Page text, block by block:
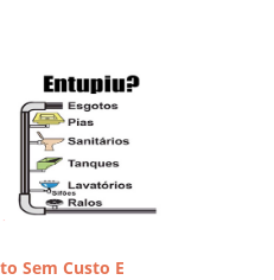
Sem Custo E